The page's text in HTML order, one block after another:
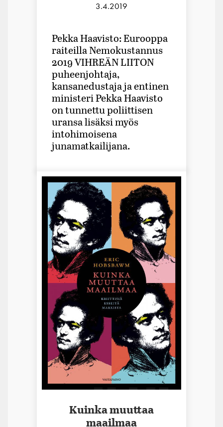
3.4.2019
Pekka Haavisto: Eurooppa
raiteilla Nemokustannus
2019 VIHREÄN LIITON
puheenjohtaja,
kansanedustaja ja entinen
ministeri Pekka Haavisto
on tunnettu poliittisen
uransa lisäksi myös
intohimoisena
junamatkailijana.
Kuinka muuttaa
maailmaa